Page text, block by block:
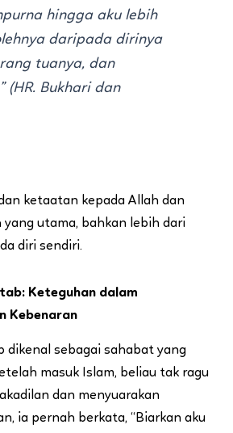
hingga aku lebih
daripada dirinya
tuanya, dan
(HR. Bukhari dan
ketaatan kepada Allah dan
yang utama, bahkan lebih dari
diri sendiri.
Keteguhan dalam
Kebenaran
dikenal sebagai sahabat yang
masuk Islam, beliau tak ragu
dan menyuarakan
ia pernah berkata, “Biarkan aku